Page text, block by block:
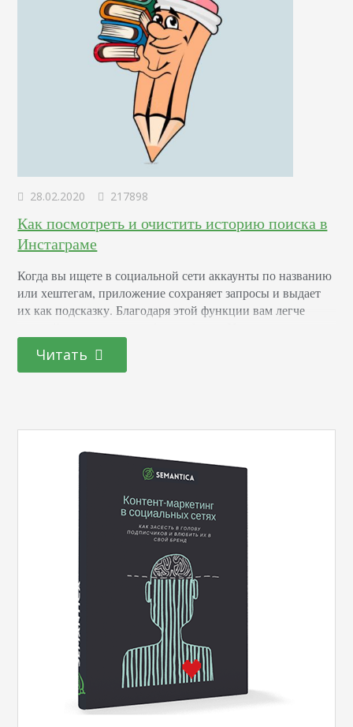
28.02.2020 217898
Как посмотреть и очистить историю поиска в
Инстаграме
Когда вы ищете в социальной сети аккаунты по названию
или хештегам, приложение сохраняет запросы и выдает
их как подсказку. Благодаря этой функции вам легче
поиска можно, нажав на значок лупы внизу экрана, а
затем на строку «Найти». Посмотрите, как это выглядит
Читать